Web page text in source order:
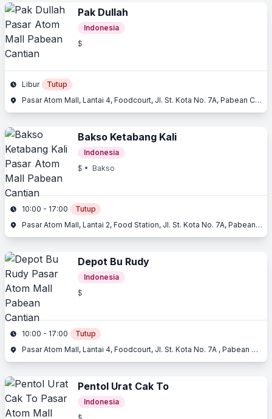
Pak Dullah
Indonesia
$
Libur
Tutup
Pasar Atom Mall, Lantai 4, Foodcourt, Jl. St. Kota No. 7A, Pabean Cantian, Surabaya, Jawa Timur
Bakso Ketabang Kali
Indonesia
$ • Bakso
10:00 - 17:00
Tutup
Pasar Atom Mall, Lantai 2, Food Station, Jl. St. Kota No. 7A, Pabean Cantian, Surabaya, Jawa Timur
Depot Bu Rudy
Indonesia
$
10:00 - 17:00
Tutup
Pasar Atom Mall, Lantai 4, Foodcourt, Jl. St. Kota No. 7A , Pabean Cantian, Surabaya, Jawa Timur
Pentol Urat Cak To
Indonesia